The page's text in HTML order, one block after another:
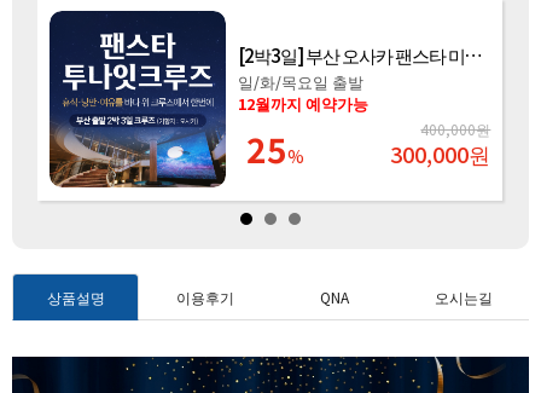
원
원
★특가진행중★
가능!
부산에서 출발하는 정통 크루즈의
작!
1,090,000
671,500
상품설명 이용후기 QNA 오시는길